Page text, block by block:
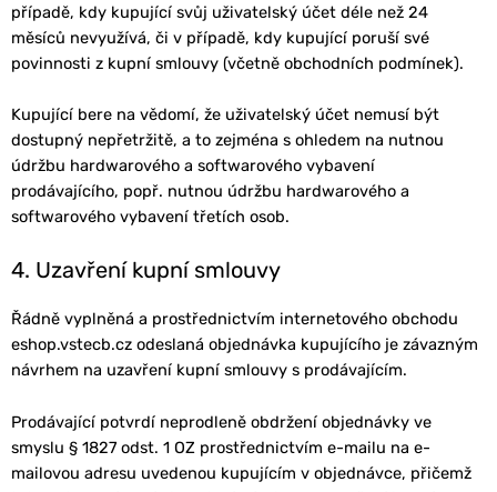
případě, kdy kupující svůj uživatelský účet déle než 24
měsíců nevyužívá, či v případě, kdy kupující poruší své
povinnosti z kupní smlouvy (včetně obchodních podmínek).
Kupující bere na vědomí, že uživatelský účet nemusí být
dostupný nepřetržitě, a to zejména s ohledem na nutnou
údržbu hardwarového a softwarového vybavení
prodávajícího, popř. nutnou údržbu hardwarového a
softwarového vybavení třetích osob.
4. Uzavření kupní smlouvy
Řádně vyplněná a prostřednictvím internetového obchodu
eshop.vstecb.cz odeslaná objednávka kupujícího je závazným
návrhem na uzavření kupní smlouvy s prodávajícím.
Prodávající potvrdí neprodleně obdržení objednávky ve
smyslu § 1827 odst. 1 OZ prostřednictvím e-mailu na e-
mailovou adresu uvedenou kupujícím v objednávce, přičemž